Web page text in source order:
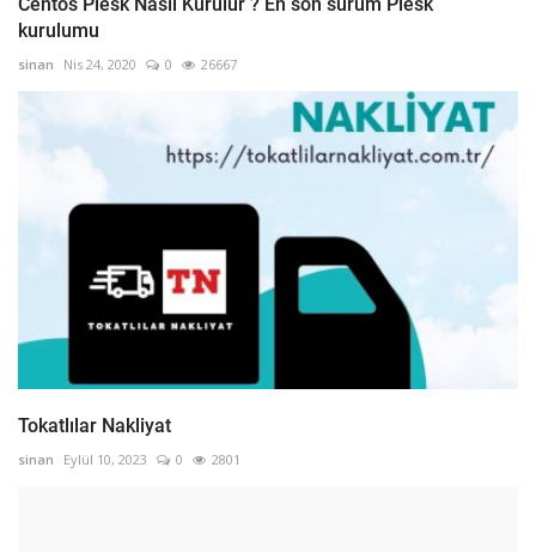
Centos Plesk Nasıl Kurulur ? En son sürüm Plesk
kurulumu
sinan Nis 24, 2020 0 26667
Tokatlılar Nakliyat
sinan Eylül 10, 2023 0 2801